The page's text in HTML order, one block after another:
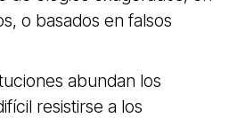
o basados en falsos
abundan los
resistirse a los